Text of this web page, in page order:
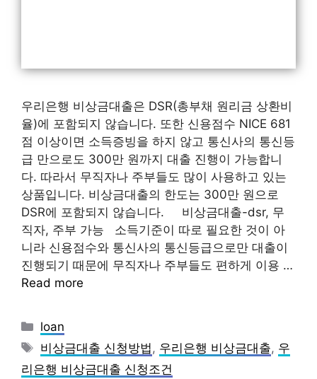
우리은행 비상금대출은 DSR(총부채 원리금 상환비
율)에 포함되지 않습니다. 또한 신용점수 NICE 681
점 이상이면 소득증빙을 하지 않고 통신사의 통신등
급 만으로도 300만 원까지 대출 진행이 가능합니
다. 따라서 무직자나 주부들도 많이 사용하고 있는
상품입니다. 비상금대출의 한도는 300만 원으로
DSR에 포함되지 않습니다. 비상금대출-dsr, 무
직자, 주부 가능 소득기준이 따로 필요한 것이 아
니라 신용점수와 통신사의 통신등급으로만 대출이
진행되기 때문에 무직자나 주부들도 편하게 이용 …
Read more
Categories
loan
Tags
비상금대출 신청방법 , 우리은행 비상금대출, 우
리은행 비상금대출 신청조건